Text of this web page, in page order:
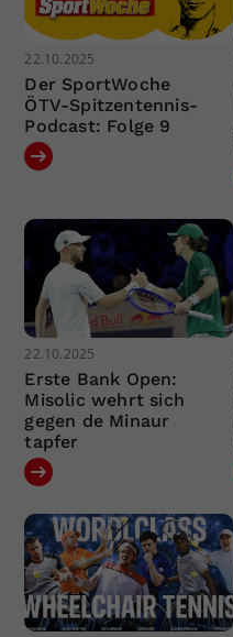
22.10.2025
Der SportWoche
ÖTV-Spitzentennis-
Podcast: Folge 9
22.10.2025
Erste Bank Open:
Misolic wehrt sich
gegen de Minaur
tapfer